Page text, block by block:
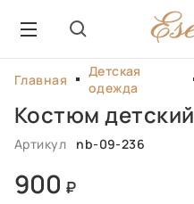
Главная
Детская
одежда
Костюм детский
Артикул nb-09-236
900